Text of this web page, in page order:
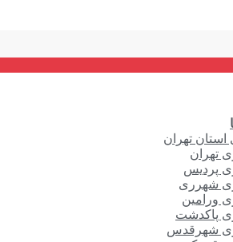
استان تهران
تهران
پردیس
شهرری
ورامین
پاکدشت
شهرقدس